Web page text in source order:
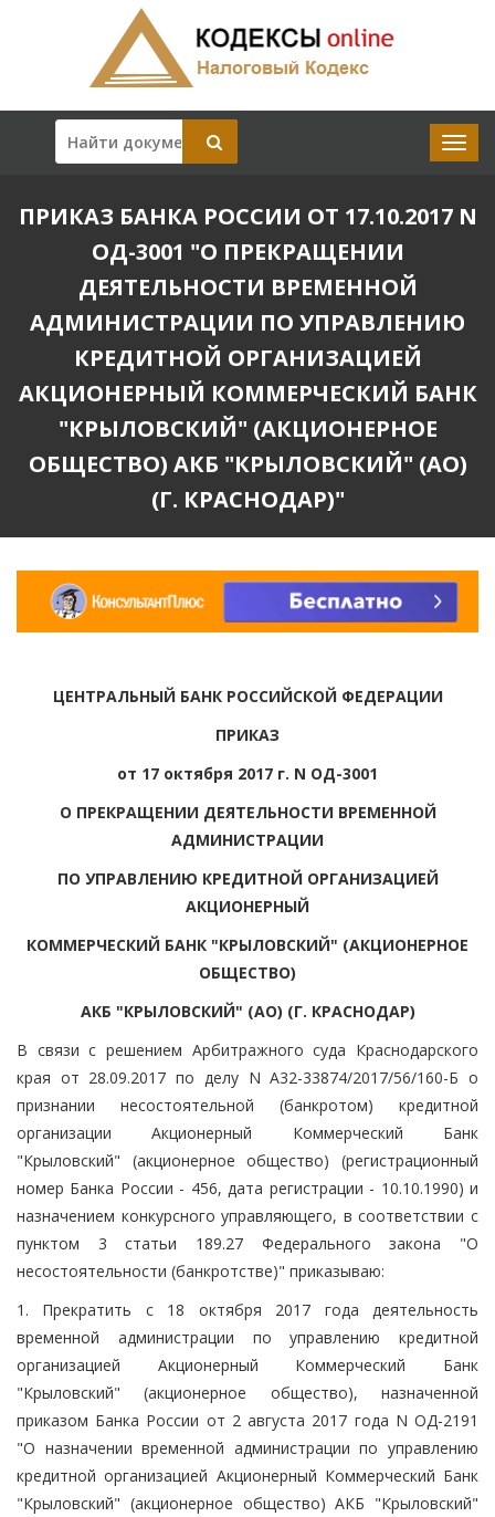
ПРИКАЗ БАНКА РОССИИ ОТ 17.10.2017 N
ОД-3001 "О ПРЕКРАЩЕНИИ
ДЕЯТЕЛЬНОСТИ ВРЕМЕННОЙ
АДМИНИСТРАЦИИ ПО УПРАВЛЕНИЮ
КРЕДИТНОЙ ОРГАНИЗАЦИЕЙ
АКЦИОНЕРНЫЙ КОММЕРЧЕСКИЙ БАНК
"КРЫЛОВСКИЙ" (АКЦИОНЕРНОЕ
ОБЩЕСТВО) АКБ "КРЫЛОВСКИЙ" (АО)
(Г. КРАСНОДАР)"
ЦЕНТРАЛЬНЫЙ БАНК РОССИЙСКОЙ ФЕДЕРАЦИИ
ПРИКАЗ
от 17 октября 2017 г. N ОД-3001
О ПРЕКРАЩЕНИИ ДЕЯТЕЛЬНОСТИ ВРЕМЕННОЙ
АДМИНИСТРАЦИИ
ПО УПРАВЛЕНИЮ КРЕДИТНОЙ ОРГАНИЗАЦИЕЙ
АКЦИОНЕРНЫЙ
КОММЕРЧЕСКИЙ БАНК "КРЫЛОВСКИЙ" (АКЦИОНЕРНОЕ
ОБЩЕСТВО)
АКБ "КРЫЛОВСКИЙ" (АО) (Г. КРАСНОДАР)
В связи с решением Арбитражного суда Краснодарского
края от 28.09.2017 по делу N А32-33874/2017/56/160-Б о
признании несостоятельной (банкротом) кредитной
организации Акционерный Коммерческий Банк
"Крыловский" (акционерное общество) (регистрационный
номер Банка России - 456, дата регистрации - 10.10.1990) и
назначением конкурсного управляющего, в соответствии с
пунктом 3 статьи 189.27 Федерального закона "О
несостоятельности (банкротстве)" приказываю:
1. Прекратить с 18 октября 2017 года деятельность
временной администрации по управлению кредитной
организацией Акционерный Коммерческий Банк
"Крыловский" (акционерное общество), назначенной
приказом Банка России от 2 августа 2017 года N ОД-2191
"О назначении временной администрации по управлению
кредитной организацией Акционерный Коммерческий Банк
"Крыловский" (акционерное общество) АКБ "Крыловский"